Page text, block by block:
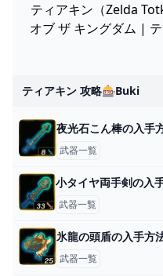
ティアキン（Zelda
オブ ザ キングダム |
ティアキン 攻略🎰buki
夜光石こん棒の入手
武器一覧
小タイヤ両手剣の入
武器一覧
氷龍の頭盾の入手方
武器一覧